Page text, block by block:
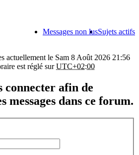
Sujets actifs
Messages non lus
actuellement le Sam 8 Août 2026 21:56
est réglé surUTC+02:00
connecter afin de
messages dans ce forum.